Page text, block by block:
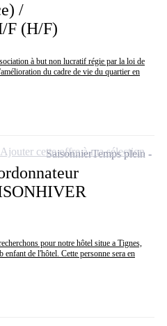
/
F (H/F)
à but non lucratif régie par la loi de
du cadre de vie du quartier en
pour notre hôtel situe a Tignes,
de l'hôtel. Cette personne sera en
SaisonnierTemps plein
Ajouter cette offre à ma sélection